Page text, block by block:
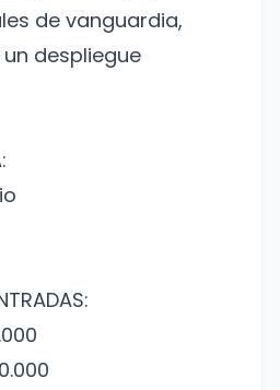
de vanguardia,
despliegue